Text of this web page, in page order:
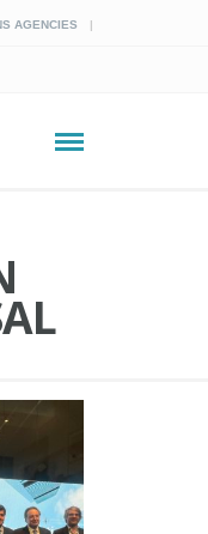
AGENCIES